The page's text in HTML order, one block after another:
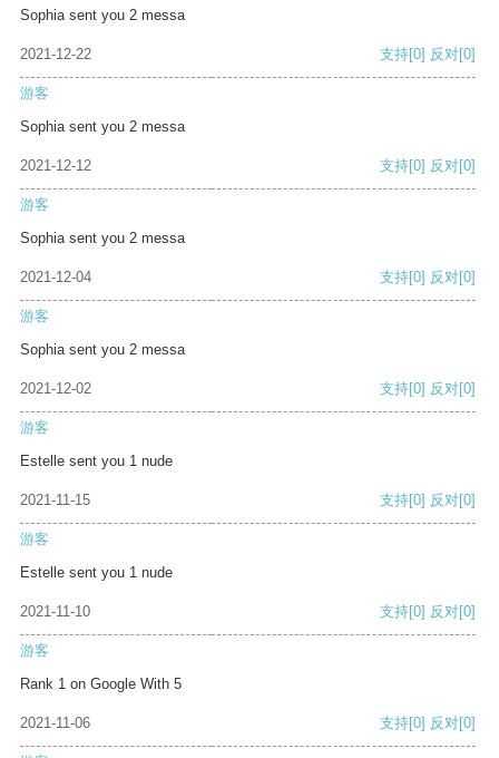
Sophia sent you 2 messa
2021-12-22 支持[0] 反对[0]
游客
Sophia sent you 2 messa
2021-12-12 支持[0] 反对[0]
游客
Sophia sent you 2 messa
2021-12-04 支持[0] 反对[0]
游客
Sophia sent you 2 messa
2021-12-02 支持[0] 反对[0]
游客
Estelle sent you 1 nude
2021-11-15 支持[0] 反对[0]
游客
Estelle sent you 1 nude
2021-11-10 支持[0] 反对[0]
游客
Rank 1 on Google With 5
2021-11-06 支持[0] 反对[0]